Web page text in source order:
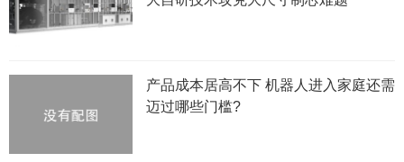
产品成本居高不下 机器人进入家庭还需
迈过哪些门槛?